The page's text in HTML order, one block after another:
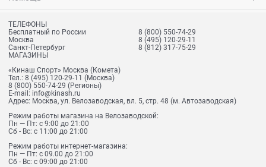
ТЕЛЕФОНЫ
Бесплатный по России
8 (800) 550-74-29
Москва
8 (495) 120-29-11
Санкт-Петербург
8 (812) 317-75-29
МАГАЗИНЫ
«Кинаш Спорт» Москва (Комета)
Тел.: 8 (495) 120-29-11 (Москва)
8 (800) 550-74-29 (Регионы)
E-mail: info@kinash.ru
Адрес: Москва, ул. Велозаводская, вл. 5, стр. 48 (м. Автозаводская)
Режим работы магазина на Велозаводской:
Пн — Пт: с 9:00 до 21:00
Сб - Вс: с 11:00 до 21:00
Режим работы интернет-магазина:
Пн — Пт: с 09.00 до 21:00
Сб - Вс: с 09:00 до 21:00